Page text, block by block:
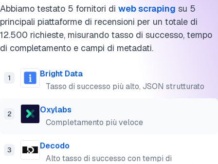
Abbiamo testato 5 fornitori di web scraping su 5
principali piattaforme di recensioni per un totale di
12.500 richieste, misurando tasso di successo, tempo
di completamento e campi di metadati.
1
Bright Data
Tasso di successo più alto, JSON strutturato
2
Oxylabs
Completamento più veloce
3
Decodo
Alto tasso di successo con tempi di